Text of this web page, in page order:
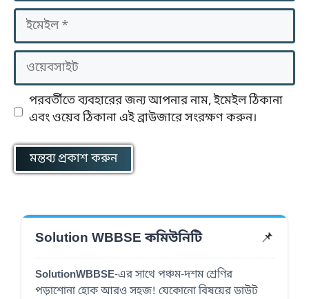
ইমেইল
ওয়েবসাইট
পরবর্তীতে ব্যবহারের জন্য আপনার নাম, ইমেইল ঠিকানা
এবং ওয়েব ঠিকানা এই ব্রাউজারে সংরক্ষণ করুন।
Solution WBBSE কমিউনিটি 📌
SolutionWBBSE-এর সাথে পঞ্চম-দশম শ্রেণির
পড়াশোনা হোক আরও সহজ! যেকোনো বিষয়ের ডাউট